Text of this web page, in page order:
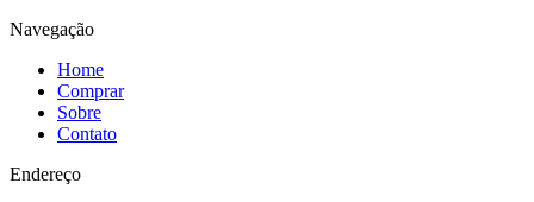
Navegação
Home
Comprar
Sobre
Contato
Endereço